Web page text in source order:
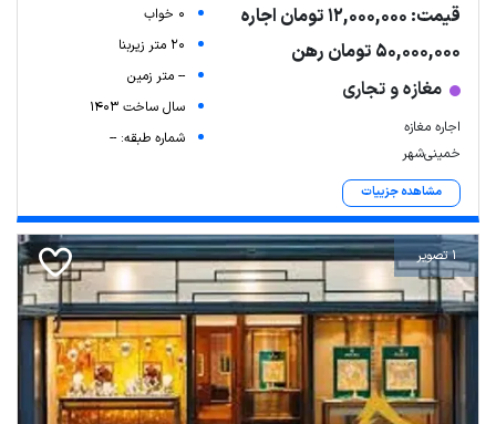
قیمت: 12,000,000 تومان اجاره
50,000,000 تومان رهن
مغازه و تجاری
اجاره مغازه
خمینی‌شهر
مشاهده جزییات
0 خواب
20 متر زیربنا
-- متر زمین
سال ساخت 1403
شماره طبقه: --
1 تصویر